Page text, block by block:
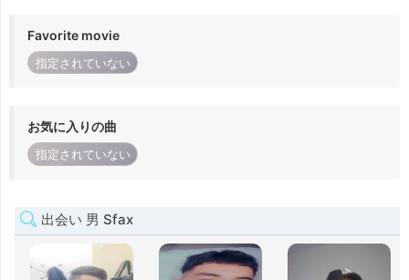
Favorite movie
指定されていない
お気に入りの曲
指定されていない
出会い 男 Sfax